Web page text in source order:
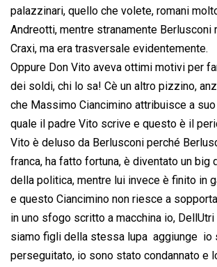
palazzinari, quello che volete, romani
Andreotti, mentre stranamente Berlusconi
Craxi, ma era trasversale evidentemente.
Oppure Don Vito aveva ottimi motivi per
dei soldi, chi lo sa! Cè un altro pizzino,
che Massimo Ciancimino attribuisce a suo
quale il padre Vito scrive e questo è il
Vito è deluso da Berlusconi perché
franca, ha fatto fortuna, è diventato un big
della politica, mentre lui invece è finito in
e questo Ciancimino non riesce a
in uno sfogo scritto a macchina io,
siamo figli della stessa lupa  aggiunge  io
perseguitato, io sono stato condannato e